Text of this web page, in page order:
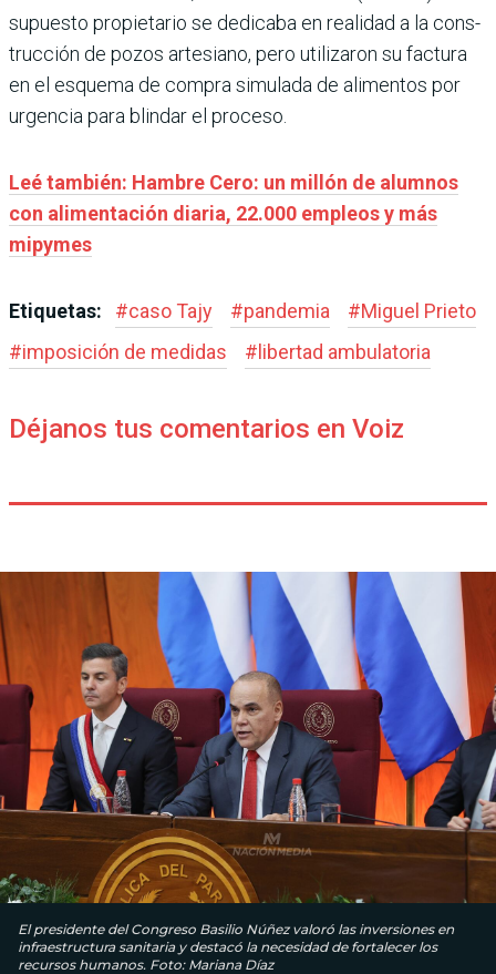
supuesto propietario se dedicaba en realidad a la cons­
trucción de pozos artesiano, pero utilizaron su factura
en el esquema de compra simu­lada de alimentos por
urgen­cia para blindar el proceso.
Leé también: Hambre Cero: un millón de alumnos
con alimentación diaria, 22.000 empleos y más
mipymes
Etiquetas: #caso Tajy #pandemia #Miguel Prieto
#imposición de medidas # libertad ambulatoria
Déjanos tus comentarios en Voiz
El presidente del Congreso Basilio Núñez valoró las inversiones en
infraestructura sanitaria y destacó la necesidad de fortalecer los
recursos humanos. Foto: Mariana Díaz